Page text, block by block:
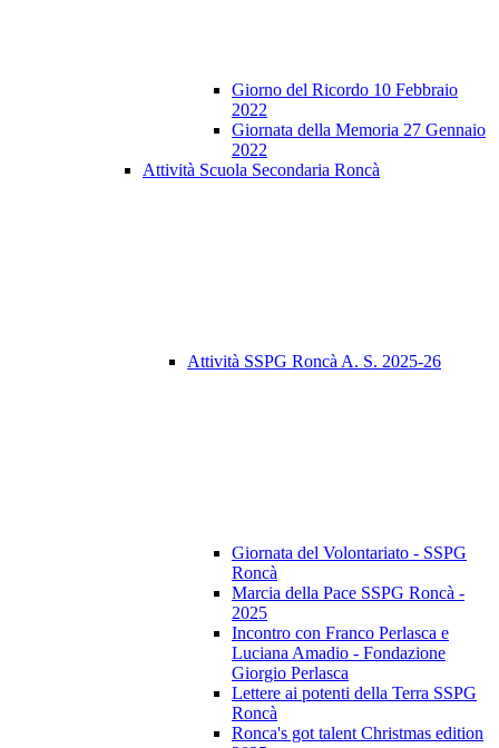
Giorno del Ricordo 10 Febbraio
2022
Giornata della Memoria 27 Gennaio
2022
Attività Scuola Secondaria Roncà
Attività SSPG Roncà A. S. 2025-26
Giornata del Volontariato - SSPG
Roncà
Marcia della Pace SSPG Roncà -
2025
Incontro con Franco Perlasca e
Luciana Amadio - Fondazione
Giorgio Perlasca
Lettere ai potenti della Terra SSPG
Roncà
Ronca's got talent Christmas edition